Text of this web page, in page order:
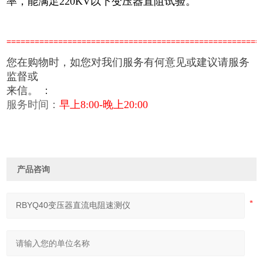
您在购物时，如您对我们服务有何意见或建议请服务
监督或
来信。
：
服务时间：早上8:00-晚上20:00
产品咨询